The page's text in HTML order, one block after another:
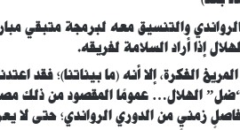
والتنسيق معه لبرمجة متبقي
إذا أراد السلامة لفريقه.
الفكرة، إلا أنه (ما بيناتنا)؛ فقد
الهلال… عمومًا المقصود من ذلك
زمنيٍ من الدوري الرواندي؛ حتى لا